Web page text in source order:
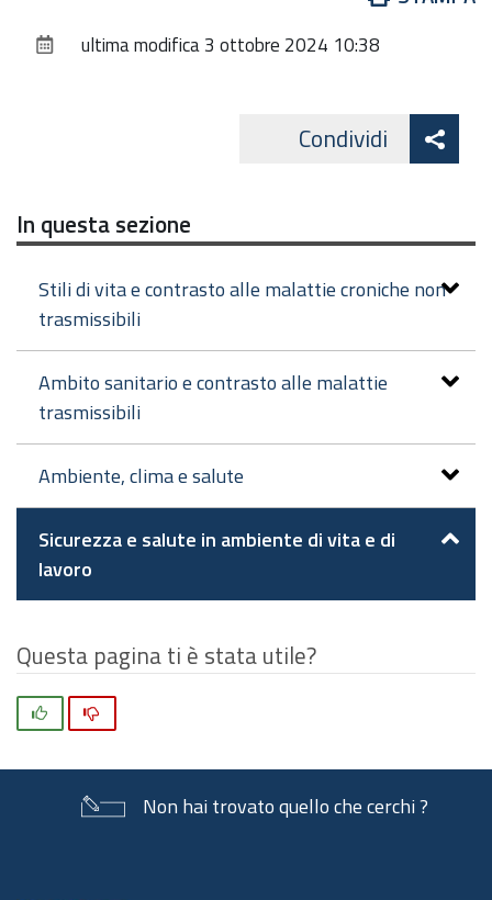
documentoultima modifica3 ottobre 2024 10:38
Condividi
In questa sezione
Stili di vita e contrasto alle malattie croniche non
trasmissibili
Ambito sanitario e contrasto alle malattie
trasmissibili
Ambiente, clima e salute
Sicurezza e salute in ambiente di vita e di
lavoro
Questa pagina ti è stata utile?
Non hai trovato quello che cerchi ?